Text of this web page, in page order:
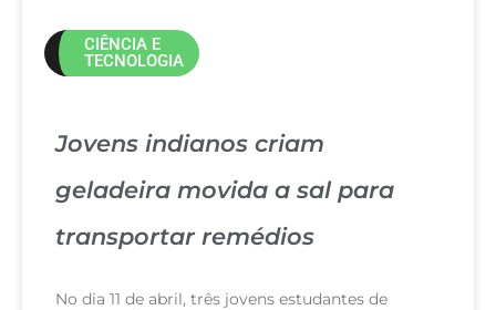
CIÊNCIA E
TECNOLOGIA
Jovens indianos criam
geladeira movida a sal para
transportar remédios
No dia 11 de abril, três jovens estudantes de